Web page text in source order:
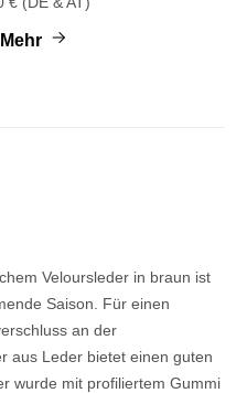
Mehr
Veloursleder in braun ist
Saison. Für einen
an der
aus Leder bietet einen guten
wurde mit profiliertem Gummi